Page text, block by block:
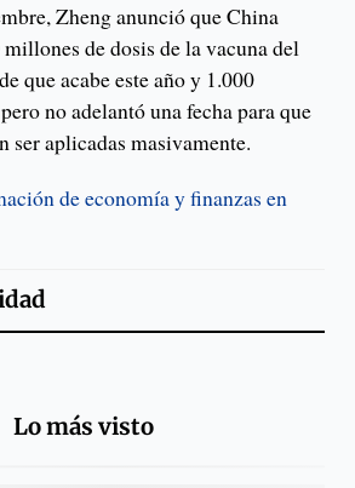
Zheng anunció que China
de dosis de la vacuna del
que acabe este año y 1.000
no adelantó una fecha para que
ser aplicadas masivamente.
de economía y finanzas en
Lo más visto